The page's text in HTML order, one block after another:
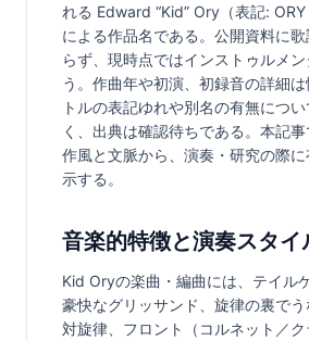
れる Edward “Kid” Ory（表記: ORY
による作品名である。公開資料に
らず、現時点ではインストゥルメ
う。作曲年や初演、初録音の詳細
トルの表記ゆれや別名の有無につ
く、出典は確認待ちである。本記
作風と文脈から、演奏・研究の際
示する。
音楽的特徴と演奏スタイ
Kid Oryの楽曲・編曲には、テイル
豪快なグリッサンド、旋律の裏でう
対旋律、フロント（コルネット／ク